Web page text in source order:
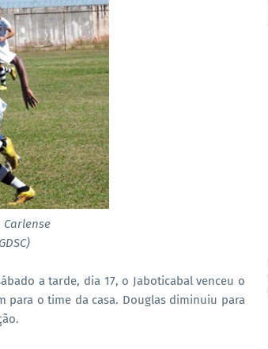
a tarde, dia 17, o Jaboticabal venceu o
para o time da casa. Douglas diminuiu para